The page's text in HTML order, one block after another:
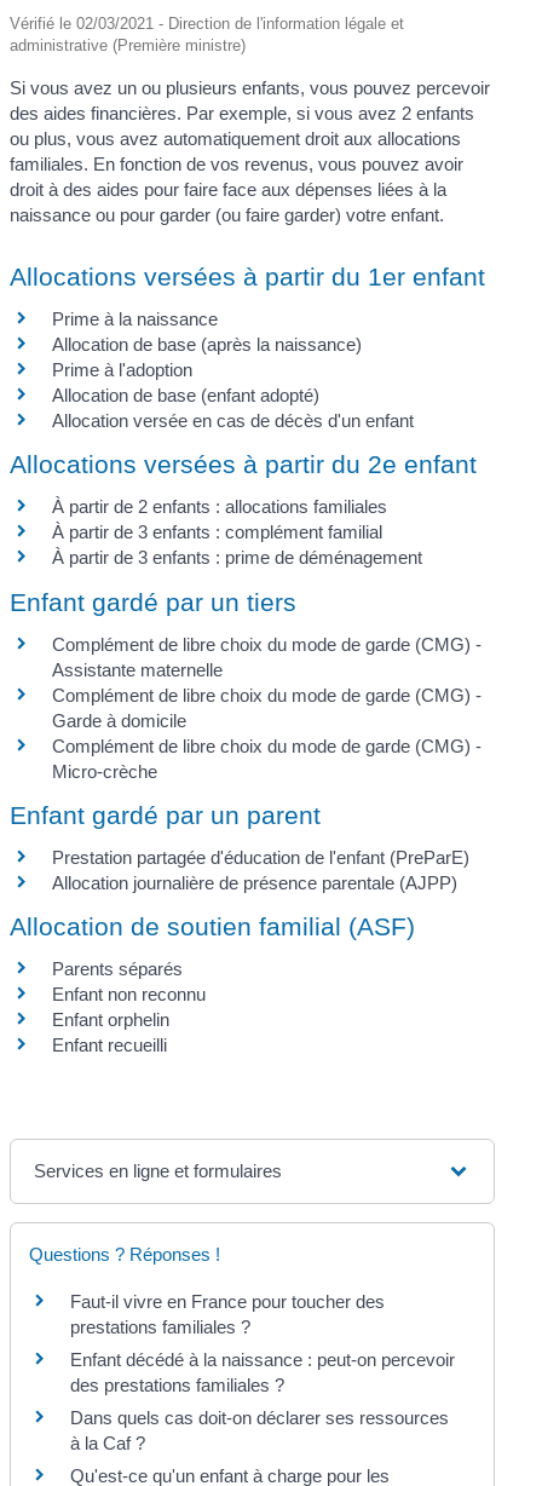
Vérifié le 02/03/2021 - Direction de l'information légale et
administrative (Première ministre)
Si vous avez un ou plusieurs enfants, vous pouvez percevoir
des aides financières. Par exemple, si vous avez 2 enfants
ou plus, vous avez automatiquement droit aux allocations
familiales. En fonction de vos revenus, vous pouvez avoir
droit à des aides pour faire face aux dépenses liées à la
naissance ou pour garder (ou faire garder) votre enfant.
Allocations versées à partir du 1er enfant
Prime à la naissance
Allocation de base (après la naissance)
Prime à l'adoption
Allocation de base (enfant adopté)
Allocation versée en cas de décès d'un enfant
Allocations versées à partir du 2e enfant
À partir de 2 enfants : allocations familiales
À partir de 3 enfants : complément familial
À partir de 3 enfants : prime de déménagement
Enfant gardé par un tiers
Complément de libre choix du mode de garde (CMG) -
Assistante maternelle
Complément de libre choix du mode de garde (CMG) -
Garde à domicile
Complément de libre choix du mode de garde (CMG) -
Micro-crèche
Enfant gardé par un parent
Prestation partagée d'éducation de l'enfant (PreParE)
Allocation journalière de présence parentale (AJPP)
Allocation de soutien familial (ASF)
Parents séparés
Enfant non reconnu
Enfant orphelin
Enfant recueilli
Services en ligne et formulaires
Questions ? Réponses !
Faut-il vivre en France pour toucher des
prestations familiales ?
Enfant décédé à la naissance : peut-on percevoir
des prestations familiales ?
Dans quels cas doit-on déclarer ses ressources
à la Caf ?
Qu'est-ce qu'un enfant à charge pour les